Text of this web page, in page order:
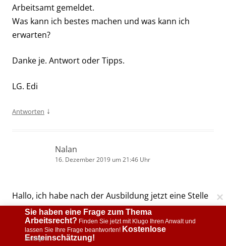
Arbeitsamt gemeldet.
Was kann ich bestes machen und was kann ich
erwarten?
Danke je. Antwort oder Tipps.
LG. Edi
Antworten ↓
Nalan
16. Dezember 2019 um 21:46 Uhr
Hallo, ich habe nach der Ausbildung jetzt eine Stelle
bekommen befristet 1 Jahr bis 31.12.2020 mit
Probezeit bis zu 6 Monaten. Wie schaut es aus falls
ich in den 6 Monaten oder nach den 6 Monaten
Sie haben eine Frage zum Thema
Arbeitsrecht? Finden Sie jetzt mit Klugo Ihren Anwalt und
lassen Sie Ihre Frage beantworten! Kostenlose
Ersteinschätzung!
Anzeige